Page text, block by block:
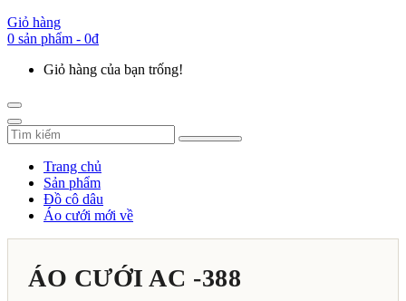
Giỏ hàng
0 sản phẩm - 0đ
Giỏ hàng của bạn trống!
Trang chủ
Sản phẩm
Đồ cô dâu
Áo cưới mới về
ÁO CƯỚI AC -388